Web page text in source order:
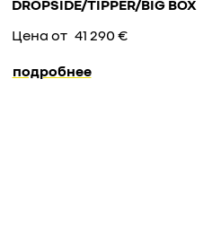
DROPSIDE/TIPPER/BIG BOX
Цена от 41 290 €
подробнее